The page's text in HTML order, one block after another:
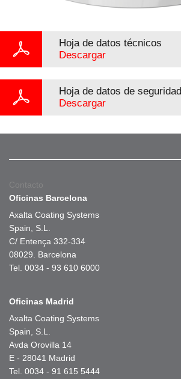
Hoja de datos técnicos
Descargar
Hoja de datos de seguridad
Descargar
Contacto
Oficinas Barcelona
Axalta Coating Systems
Spain, S.L.
C/ Entença 332-334
08029. Barcelona
Tel. 0034 - 93 610 6000
Oficinas Madrid
Axalta Coating Systems
Spain, S.L.
Avda Orovilla 14
E - 28041 Madrid
Tel. 0034 - 91 615 5444